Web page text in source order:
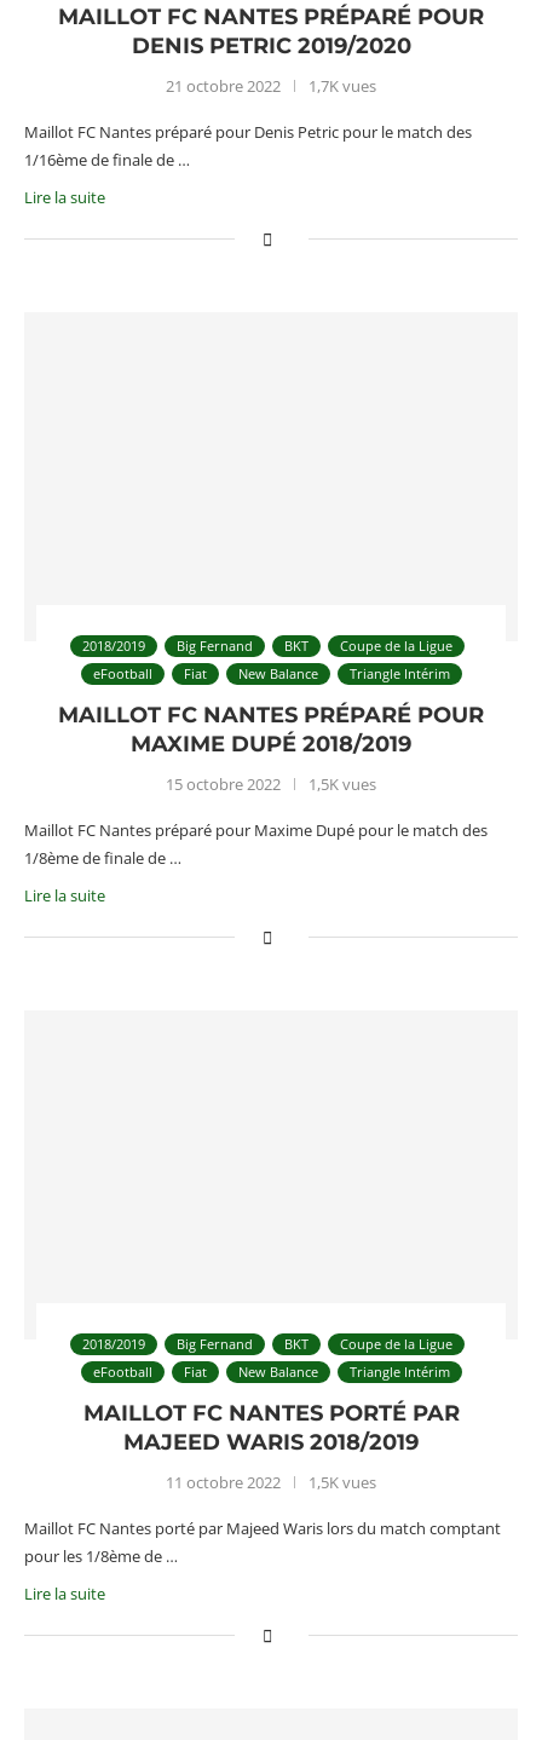
MAILLOT FC NANTES PRÉPARÉ POUR
DENIS PETRIC 2019/2020
21 octobre 2022 1,7K vues
Maillot FC Nantes préparé pour Denis Petric pour le match des
1/16ème de finale de …
Lire la suite
2018/2019 Big Fernand BKT
Coupe de la Ligue
eFootball
Fiat New Balance Triangle Intérim
MAILLOT FC NANTES PRÉPARÉ POUR
MAXIME DUPÉ 2018/2019
15 octobre 2022 1,5K vues
Maillot FC Nantes préparé pour Maxime Dupé pour le match des
1/8ème de finale de …
Lire la suite
2018/2019 Big Fernand BKT
Coupe de la Ligue
eFootball
Fiat New Balance Triangle Intérim
MAILLOT FC NANTES PORTÉ PAR
MAJEED WARIS 2018/2019
11 octobre 2022 1,5K vues
Maillot FC Nantes porté par Majeed Waris lors du match comptant
pour les 1/8ème de …
Lire la suite